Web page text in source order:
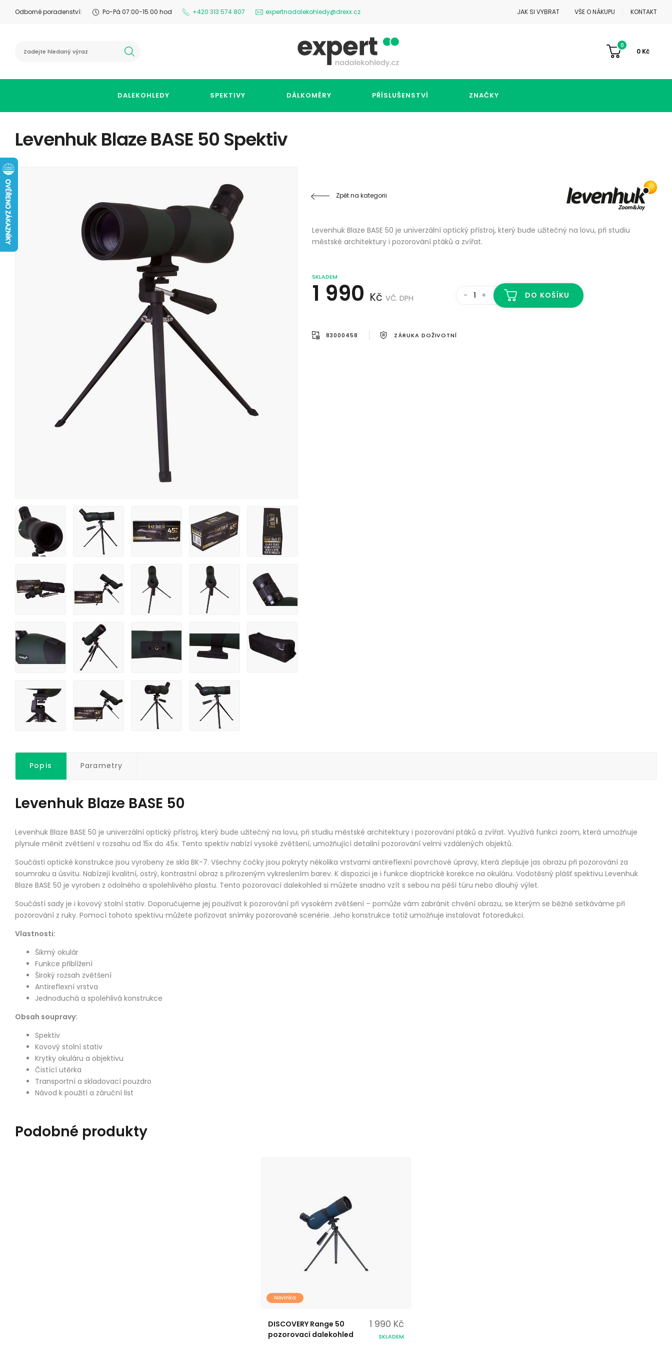
Odborné poradenství: Po-Pá 07:00-15:00 hod +420 313 574 807 expertnadalekohledy@drexx.cz JAK SI VYBRAT VŠE O NÁKUPU KONTAKT
0
0 Kč
DALEKOHLEDY SPEKTIVY DÁLKOMĚRY PŘÍSLUŠENSTVÍ ZNAČKY
Levenhuk Blaze BASE 50 Spektiv
Zpět na kategorii
Levenhuk Blaze BASE 50 je univerzální optický přístroj, který bude užitečný na lovu, při studiu
městské architektury i pozorování ptáků a zvířat.
SKLADEM
1 990 Kč VČ. DPH - + DO KOŠÍKU
83000458 ZÁRUKA DOŽIVOTNÍ
Popis Parametry
Levenhuk Blaze BASE 50
Levenhuk Blaze BASE 50 je univerzální optický přístroj, který bude užitečný na lovu, při studiu městské architektury i pozorování ptáků a zvířat. Využívá funkci zoom, která umožňuje
plynule měnit zvětšení v rozsahu od 15x do 45x. Tento spektiv nabízí vysoké zvětšení, umožňující detailní pozorování velmi vzdálených objektů.
Součásti optické konstrukce jsou vyrobeny ze skla BK-7. Všechny čočky jsou pokryty několika vrstvami antireflexní povrchové úpravy, která zlepšuje jas obrazu při pozorování za
soumraku a úsvitu. Nabízejí kvalitní, ostrý, kontrastní obraz s přirozeným vykreslením barev. K dispozici je i funkce dioptrické korekce na okuláru. Vodotěsný plášť spektivu Levenhuk
Blaze BASE 50 je vyroben z odolného a spolehlivého plastu. Tento pozorovací dalekohled si můžete snadno vzít s sebou na pěší túru nebo dlouhý výlet.
Součástí sady je i kovový stolní stativ. Doporučujeme jej používat k pozorování při vysokém zvětšení – pomůže vám zabránit chvění obrazu, se kterým se běžně setkáváme při
pozorování z ruky. Pomocí tohoto spektivu můžete pořizovat snímky pozorované scenérie. Jeho konstrukce totiž umožňuje instalovat fotoredukci.
Vlastnosti:
Šikmý okulár
Funkce přiblížení
Široký rozsah zvětšení
Antireflexní vrstva
Jednoduchá a spolehlivá konstrukce
Obsah soupravy:
Spektiv
Kovový stolní stativ
Krytky okuláru a objektivu
Čistící utěrka
Transportní a skladovací pouzdro
Návod k použití a záruční list
Podobné produkty
Novinka
DISCOVERY Range 50
pozorovací dalekohled
1 990 Kč
SKLADEM